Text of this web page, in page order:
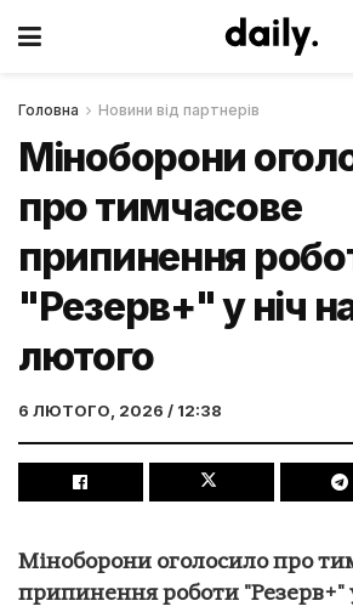
Головна Новини від партнерів
Міноборони
про тимчасове
припинення
"Резерв+" у ніч
лютого
6 ЛЮТОГО, 2026 / 12:38
Міноборони оголосило про
припинення роботи "Резерв+"